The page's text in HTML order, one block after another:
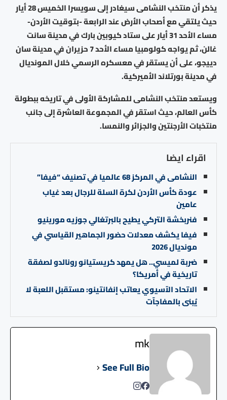
يذكر أن منتخب النشامى سيغادر إلى سويسرا الخميس 28 أيار
حيث يلتقي مع أصحاب الأرض عند الرابعة -بتوقيت الأردن-
مساء الأحد 31 أيار على ستاد كيوبين بارك في مدينة سانت
غالن، ثم يواجه كولومبيا مساء الأحد 7 حزيران في مدينة سان
دييجو، على أن يستقر في معسكره الرسمي خلال المونديال
في مدينة بورتلاند الأميركية.
ويستعد منتخب النشامى للمشاركة الأولى في تاريخه ببطولة
كأس العالم، حيث استقر في المجموعة العاشرة إلى جانب
منتخبات الأرجنتين والجزائر والنمسا.
اقراء ايضا
النشامى في المركز 68 عالميا في تصنيف “فيفا”
عودة كأس الأردن لكرة السلة للرجال بعد غياب
عامين
فنربخشة التركي يطيح بالبرتغالي جوزيه مورينيو
فيفا يكشف معدلات حضور الجماهير القياسي في
مونديال 2026
ضربة لميسي.. هل يمهد كريستيانو رونالدو لصفقة
تاريخية في أمريكا؟
الاتحاد الآسيوي يعاتب إنفانتينو: مستقبل اللعبة لا
يُبنى بالمفاجآت
mk
See Full Bio